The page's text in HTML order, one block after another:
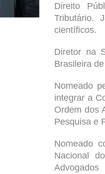
Direito
Tributário.
científicos.
Diretor na
Brasileira
Nomeado
integrar a
Ordem dos
Pesquisa e
Nomeado
Nacional